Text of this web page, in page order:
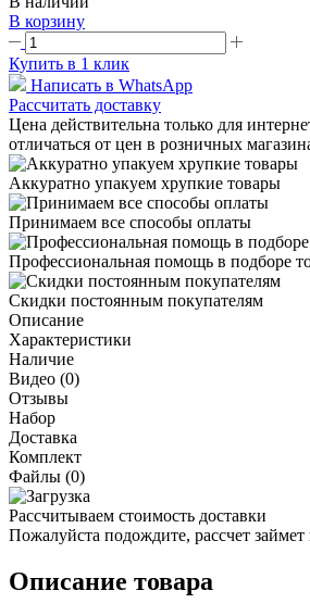
В корзину
Купить в 1 клик
Написать в WhatsApp
Рассчитать доставку
Цена действительна только для
отличаться от цен в розничных
Аккуратно упакуем хрупкие товары
Принимаем все способы оплаты
Профессиональная помощь в подборе
Скидки постоянным покупателям
Описание
Характеристики
Наличие
Видео (0)
Отзывы
Набор
Доставка
Комплект
Файлы (0)
Рассчитываем стоимость доставки
Пожалуйста подождите, рассчет
Описание товара